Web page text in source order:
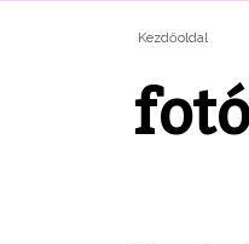
Kezdőoldal